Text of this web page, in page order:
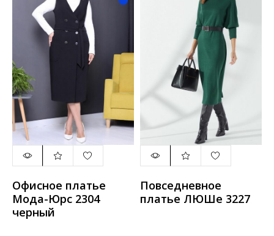
Офисное платье
Мода-Юрс 2304
черный
Повседневное
платье ЛЮШе 3227